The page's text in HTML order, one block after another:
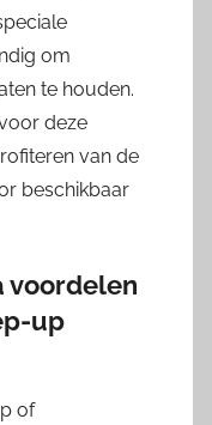
om
te houden.
deze
van de
beschikbaar
voordelen
up
of